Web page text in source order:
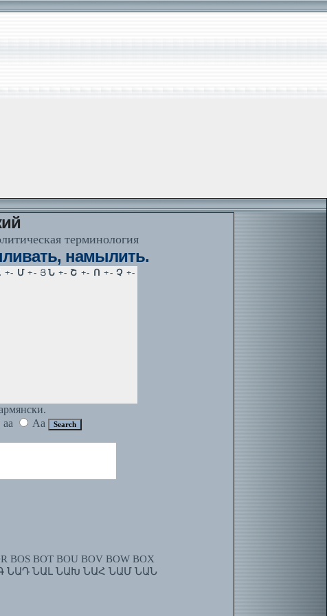
терминология
намылить.
aa
Aa
BOS BOT BOU BOV BOW BOX
ՆԱԴ ՆԱԼ ՆԱԽ ՆԱՀ ՆԱՄ ՆԱՆ